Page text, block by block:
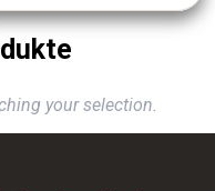
your selection.